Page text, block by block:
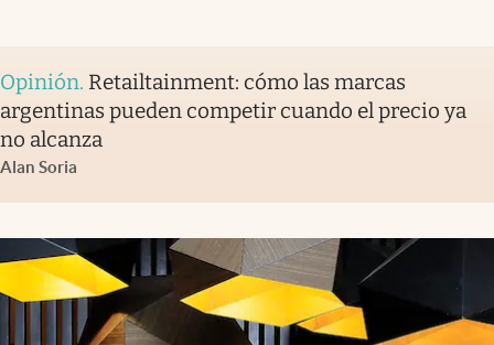
Opinión. Retailtainment: cómo las marcas
argentinas pueden competir cuando el precio ya
no alcanza
Alan Soria